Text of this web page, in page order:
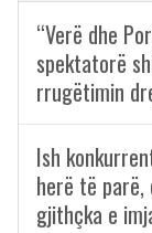
“Verë dhe
spektatorë
rrugëtimin
Ish
herë të parë,
gjithçka e